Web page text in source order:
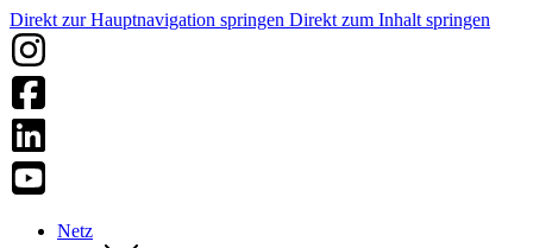
Direkt zur Hauptnavigation springen Direkt zum Inhalt springen
Netz